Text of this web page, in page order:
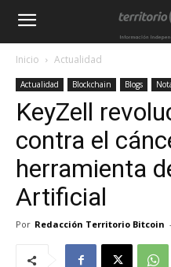
Inicio Actualidad
Actualidad Blockchain Blogs
KeyZell
contra el
herramienta
Artificial
Por Redacción Territorio Bitcoin -